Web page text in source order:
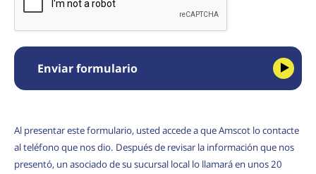
Enviar formulario
Al presentar este formulario, usted accede a que Amscot lo contacte
al teléfono que nos dio. Después de revisar la información que nos
presentó, un asociado de su sucursal local lo llamará en unos 20